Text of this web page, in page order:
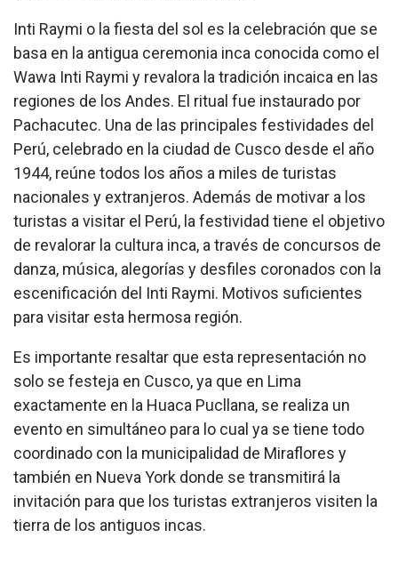
Inti Raymi o la fiesta del sol es la celebración que se
basa en la antigua ceremonia inca conocida como el
Wawa Inti Raymi y revalora la tradición incaica en las
regiones de los Andes. El ritual fue instaurado por
Pachacutec. Una de las principales festividades del
Perú, celebrado en la ciudad de Cusco desde el año
1944, reúne todos los años a miles de turistas
nacionales y extranjeros. Además de motivar a los
turistas a visitar el Perú, la festividad tiene el objetivo
de revalorar la cultura inca, a través de concursos de
danza, música, alegorías y desfiles coronados con la
escenificación del Inti Raymi. Motivos suficientes
para visitar esta hermosa región.
Es importante resaltar que esta representación no
solo se festeja en Cusco, ya que en Lima
exactamente en la Huaca Pucllana, se realiza un
evento en simultáneo para lo cual ya se tiene todo
coordinado con la municipalidad de Miraflores y
también en Nueva York donde se transmitirá la
invitación para que los turistas extranjeros visiten la
tierra de los antiguos incas.